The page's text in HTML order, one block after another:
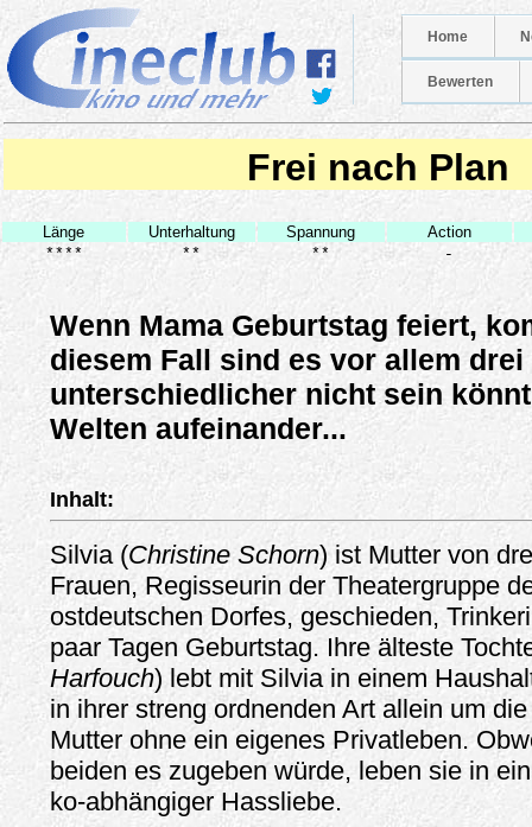
Home
Bewerten
Frei nach Plan
Länge Unterhaltung Spannung
Action
****
** ** -
Wenn Mama Geburtstag feiert,
diesem Fall sind es vor allem
unterschiedlicher nicht sein
Welten aufeinander...
Inhalt:
Silvia (Christine Schorn) ist Mutter von
Frauen, Regisseurin der Theatergruppe
ostdeutschen Dorfes, geschieden,
paar Tagen Geburtstag. Ihre älteste
Harfouch) lebt mit Silvia in einem
in ihrer streng ordnenden Art allein um
Mutter ohne ein eigenes Privatleben.
beiden es zugeben würde, leben sie in
ko-abhängiger Hassliebe.